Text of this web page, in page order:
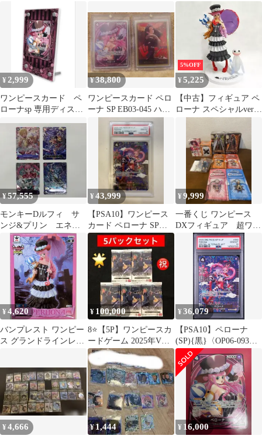
レクション vol4 新品未
¥2,999
ワンピースカード ペ
ローナsp 専用ディスプ
¥38,800
ワンピースカード ペロ
ーナ SP EB03-045 ハン
コック SP ドン!!
5%OFF
¥5,225
【中古】フィギュア ペ
ローナ スペシャルver.
GIRLS COLLECTION
vol.2 ～The Strong Girls
～」 A賞 フィギュア
¥57,555
モンキーDルフィ サ
ンジ&プリン エネ
ル ペローナ プロ
モ SP
¥43,999
【PSA10】ワンピース
カード ペローナ SP
OP06-093 SR 和柄
¥9,999
一番くじ ワンピース
DXフィギュア 超ワン
ピーススタイリングそ
¥4,620
バンプレスト ワンピー
ス グランドラインレデ
¥ 100,000
8⭐️【5P】ワンピースカ
ードゲーム 2025年Vジ
ャンプ10月特大号SPパ
ック
¥36,079
【PSA10】ペローナ
(SP){黒}〈OP06-093〉
[【OP-14】ブースター
パック 蒼海の七傑]
¥4,666 ¥1,444 ¥ 16,000